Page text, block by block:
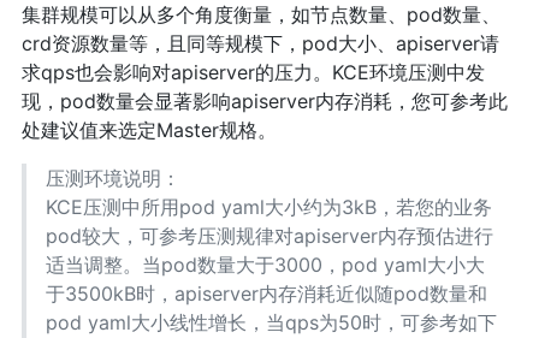
集群规模可以从多个角度衡量，如节点数量、pod数量、
crd资源数量等，且同等规模下，pod大小、apiserver请
求qps也会影响对apiserver的压力。KCE环境压测中发
现，pod数量会显著影响apiserver内存消耗，您可参考此
处建议值来选定Master规格。
压测环境说明：
KCE压测中所用pod yaml大小约为3kB，若您的业务
pod较大，可参考压测规律对apiserver内存预估进行
适当调整。当pod数量大于3000，pod yaml大小大
于3500kB时，apiserver内存消耗近似随pod数量和
pod yaml大小线性增长，当qps为50时，可参考如下